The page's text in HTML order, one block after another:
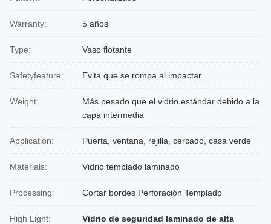
Warranty: 5 años
Type: Vaso flotante
Safetyfeature: Evita que se rompa al impactar
Weight:
Más pesado que el vidrio estándar debido a la
capa intermedia
Application: Puerta, ventana, rejilla, cercado, casa verde
Materials: Vidrio templado laminado
Processing: Cortar bordes Perforación Templado
High Light:
Vidrio de seguridad laminado de alta